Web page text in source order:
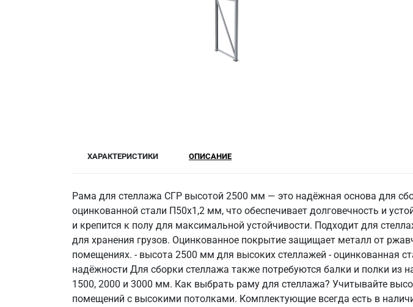
ХАРАКТЕРИСТИКИ ОПИСАНИЕ
Рама для стеллажа СГР высотой 2500 мм — это надёжная основа для
оцинкованной стали П50х1,2 мм, что обеспечивает долговечность и
и крепится к полу для максимальной устойчивости. Подходит для
для хранения грузов. Оцинкованное покрытие защищает металл от
помещениях. - высота 2500 мм для высоких стеллажей - оцинкованная
надёжности Для сборки стеллажа также потребуются балки и полки
1500, 2000 и 3000 мм. Как выбрать раму для стеллажа? Учитывайте
помещений с высокими потолками. Комплектующие всегда есть в